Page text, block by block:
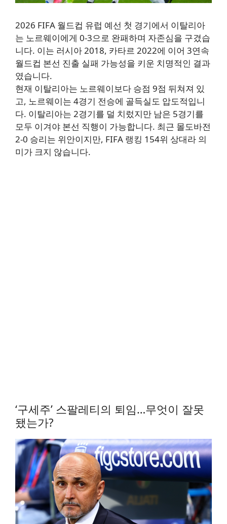
2026 FIFA 월드컵 유럽 예선 첫 경기에서 이탈리아
는 노르웨이에게 0-3으로 완패하며 자존심을 구겼습
니다. 이는 러시아 2018, 카타르 2022에 이어 3연속
월드컵 본선 진출 실패 가능성을 키운 치명적인 결과
였습니다.
현재 이탈리아는 노르웨이보다 승점 9점 뒤쳐져 있
고, 노르웨이는 4경기 전승에 골득실도 압도적입니
다. 이탈리아는 2경기를 덜 치렀지만 남은 5경기를
모두 이겨야 본선 직행이 가능합니다. 최근 몰도바전
2-0 승리는 위안이지만, FIFA 랭킹 154위 상대라 의
미가 크지 않습니다.
‘구세주’ 스팔레티의 퇴임…무엇이 잘못
됐는가?